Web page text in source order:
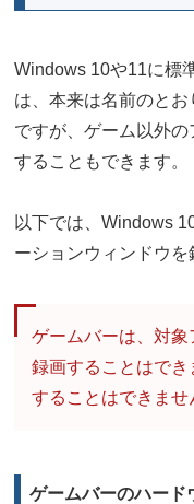
Windows 10や11に標
は、本来は名前のと
ですが、ゲーム以外
することもできます。
以下では、Windows
ーションウィンドウを
ゲームバーは、対
録画することはで
することはできませ
ゲームバーのハード